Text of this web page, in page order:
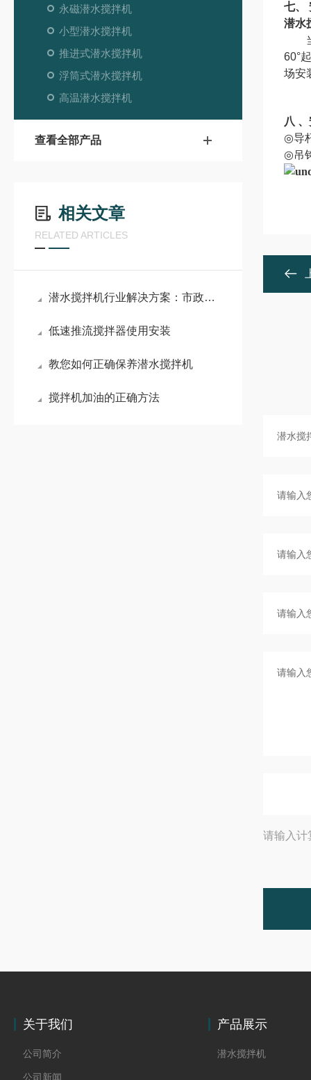
永磁潜水搅拌机
小型潜水搅拌机
推进式潜水搅拌机
浮筒式潜水搅拌机
高温潜水搅拌机
查看全部产品
相关文章
RELATED ARTICLES
潜水搅拌机行业解决方案：市政污水处理、工业废水治理全场景应用指南
低速推流搅拌器使用安装
教您如何正确保养潜水搅拌机
搅拌机加油的正确方法
七、
潜水
当
60°
场安
八
◎导
◎吊
请输入计
关于我们
公司简介
公司新闻
产品展示
潜水搅拌机